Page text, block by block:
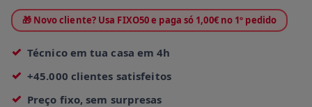
🎁 Novo cliente? Usa FIXO50 e paga só 1,00€ no 1º pedido
Técnico em tua casa em 4h
+45.000 clientes satisfeitos
Preço fixo, sem surpresas